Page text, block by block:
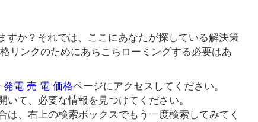
か？それでは、ここにあなたが探している解決策
リンクのためにあちこちローミングする必要はあ
発電 売 電 価格ページにアクセスしてください。
て、必要な情報を見つけてください。
は、右上の検索ボックスでもう一度検索してみてく